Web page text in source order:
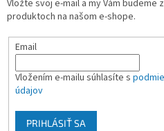
Vložte svoj e-mail a my Vám
produktoch na našom e-shope.
Email
Vložením e-mailu súhlasíte s
údajov
PRIHLÁSIŤ SA